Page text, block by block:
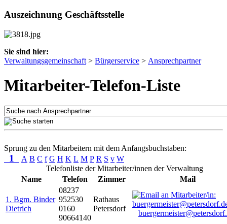
Auszeichnung Geschäftsstelle
Sie sind hier:
Verwaltungsgemeinschaft > Bürgerservice > Ansprechpartner
Mitarbeiter-Telefon-Liste
Sprung zu den Mitarbeitern mit dem Anfangsbuchstaben:
1 A B C f G H K L M P R S v W
Telefonliste der Mitarbeiter/innen der Verwaltung
Name
Telefon Zimmer Mail
1. Bgm. Binder
Dietrich
08237
952530
0160
90664140
Rathaus
Petersdorf